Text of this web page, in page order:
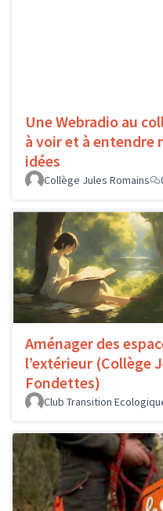
Une Webradio au
à voir et à entendre
idées
Collège Jules Romains
Aménager des
l’extérieur (Collège
Fondettes)
Club Transition